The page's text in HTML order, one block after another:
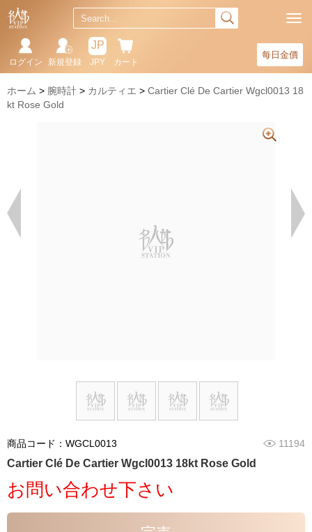
每日金價
カート
JP
JPY
新規登録
ログイン
ホーム 腕時計 カルティエ
Cartier Clé De Cartier Wgcl0013 18
kt Rose Gold
商品コード：WGCL0013 11194
Cartier Clé De Cartier Wgcl0013 18kt Rose Gold
お問い合わせ下さい